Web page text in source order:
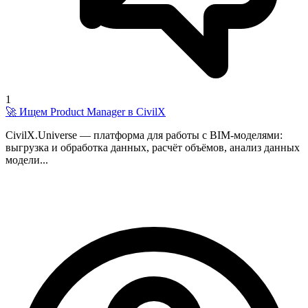
1
🚀 Ищем Product Manager в CivilX
CivilX.Universe — платформа для работы с BIM-моделями:
выгрузка и обработка данных, расчёт объёмов, анализ данных
модели...